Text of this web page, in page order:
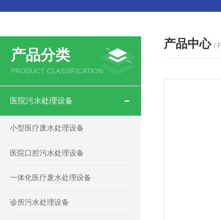
产品分类
PRODUCT CLASSIFICATION
医院污水处理设备
小型医疗废水处理设备
医院口腔污水处理设备
一体化医疗废水处理设备
诊所污水处理设备
产品中心 /